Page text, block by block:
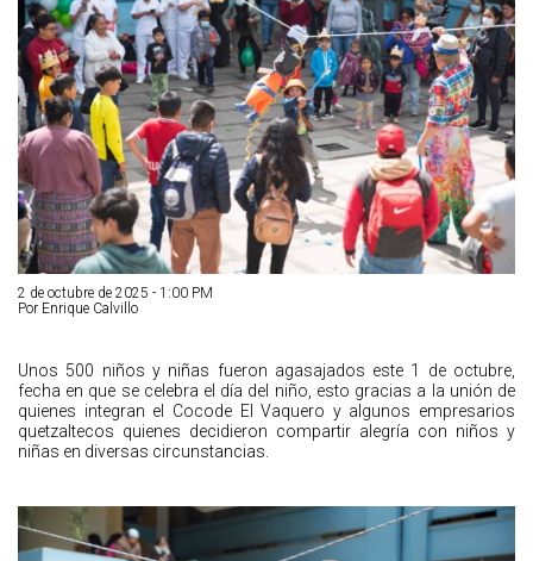
2 de octubre de 2025 - 1:00 PM
Por Enrique Calvillo
Unos 500 niños y niñas fueron agasajados este 1 de octubre,
fecha en que se celebra el día del niño, esto gracias a la unión de
quienes integran el Cocode El Vaquero y algunos empresarios
quetzaltecos quienes decidieron compartir alegría con niños y
niñas en diversas circunstancias.